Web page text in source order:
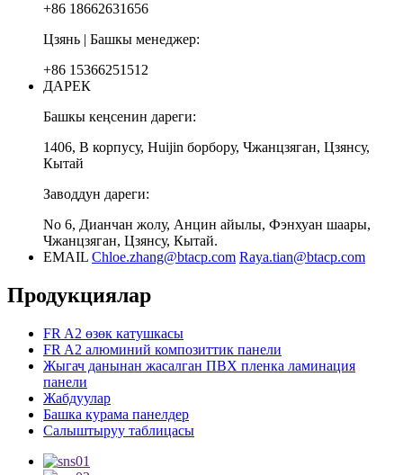
+86 18662631656
Цзянь | Башкы менеджер:
+86 15366251512
ДАРЕК
Башкы кеңсенин дареги:
1406, В корпусу, Huijin борбору, Чжанцзяган, Цзянсу,
Кытай
Заводдун дареги:
No 6, Дианчан жолу, Анцин айылы, Фэнхуан шаары,
Чжанцзяган, Цзянсу, Кытай.
EMAIL Chloe.zhang@btacp.com Raya.tian@btacp.com
Продукциялар
FR A2 өзөк катушкасы
FR A2 алюминий композиттик панели
Жыгач данынан жасалган ПВХ пленка ламинация
панели
Жабдуулар
Башка курама панелдер
Салыштыруу таблицасы